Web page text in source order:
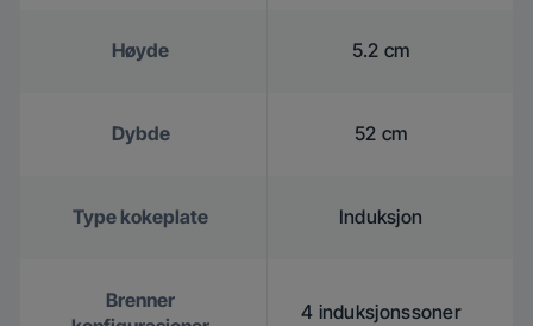
Høyde 5.2 cm
Dybde 52 cm
Type kokeplate Induksjon
Brenner
4 induksjonssoner